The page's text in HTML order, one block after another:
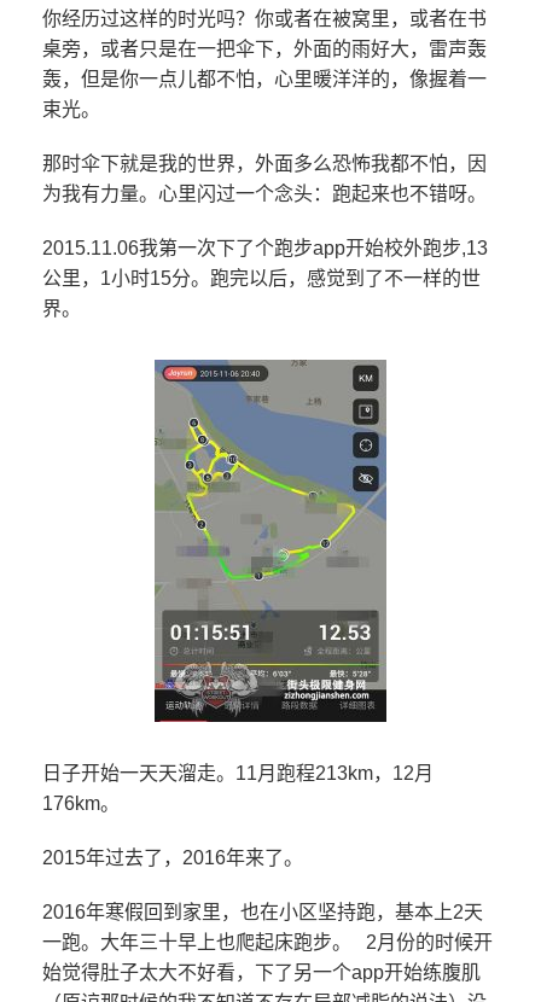
你经历过这样的时光吗？你或者在被窝里，或者在书
桌旁，或者只是在一把伞下，外面的雨好大，雷声轰
轰，但是你一点儿都不怕，心里暖洋洋的，像握着一
束光。
那时伞下就是我的世界，外面多么恐怖我都不怕，因
为我有力量。心里闪过一个念头：跑起来也不错呀。
2015.11.06我第一次下了个跑步app开始校外跑步,13
公里，1小时15分。跑完以后，感觉到了不一样的世
界。
日子开始一天天溜走。11月跑程213km，12月
176km。
2015年过去了，2016年来了。
2016年寒假回到家里，也在小区坚持跑，基本上2天
一跑。大年三十早上也爬起床跑步。 2月份的时候开
始觉得肚子太大不好看，下了另一个app开始练腹肌